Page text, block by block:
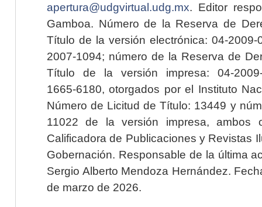
apertura@udgvirtual.udg.mx. Editor
Gamboa. Número de la Reserva de
Título de la versión electrónica: 04-2009-
2007-1094; número de la Reserva de
Título de la versión impresa: 04-2009-
1665-6180, otorgados por el Instituto
Número de Licitud de Título: 13449 y
11022 de la versión impresa, ambos
Calificadora de Publicaciones y Revistas
Gobernación. Responsable de la última
Sergio Alberto Mendoza Hernández.
de marzo de 2026.